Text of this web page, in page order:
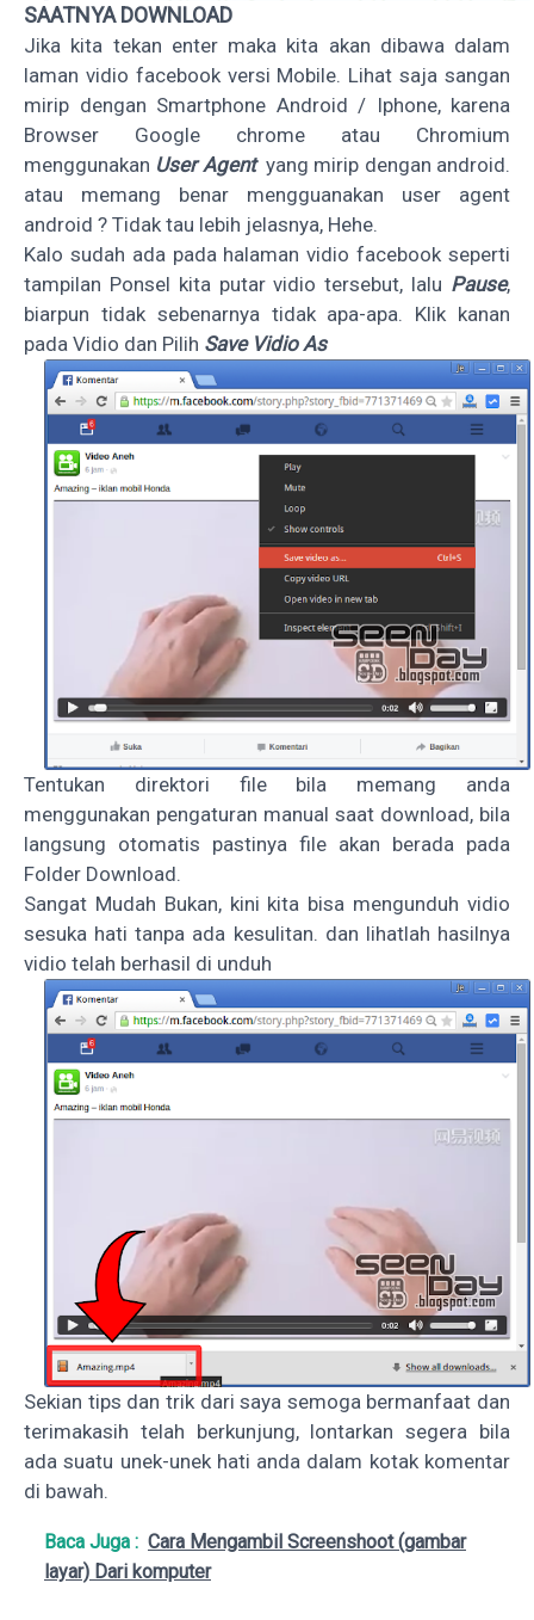
SAATNYA DOWNLOAD
Jika kita tekan enter maka kita akan dibawa dalam
laman vidio facebook versi Mobile. Lihat saja sangan
mirip dengan Smartphone Android / Iphone, karena
Browser Google chrome atau Chromium
menggunakan User Agent yang mirip dengan android.
atau memang benar mengguanakan user agent
android ? Tidak tau lebih jelasnya, Hehe.
Kalo sudah ada pada halaman vidio facebook seperti
tampilan Ponsel kita putar vidio tersebut, lalu Pause,
biarpun tidak sebenarnya tidak apa-apa. Klik kanan
pada Vidio dan Pilih Save Vidio As
Tentukan direktori file bila memang anda
menggunakan pengaturan manual saat download, bila
langsung otomatis pastinya file akan berada pada
Folder Download.
Sangat Mudah Bukan, kini kita bisa mengunduh vidio
sesuka hati tanpa ada kesulitan. dan lihatlah hasilnya
vidio telah berhasil di unduh
Sekian tips dan trik dari saya semoga bermanfaat dan
terimakasih telah berkunjung, lontarkan segera bila
ada suatu unek-unek hati anda dalam kotak komentar
di bawah.
Baca Juga : Cara Mengambil Screenshoot (gambar
layar) Dari komputer